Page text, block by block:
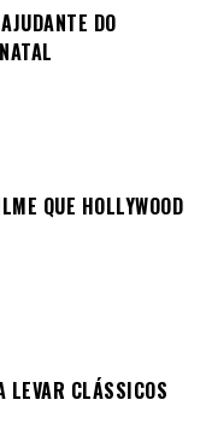
DO
QUE HOLLYWOOD
CLÁSSICOS